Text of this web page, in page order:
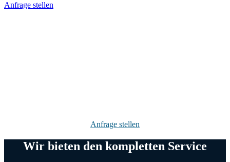
Anfrage stellen
Anfrage stellen
Wir bieten den kompletten Service